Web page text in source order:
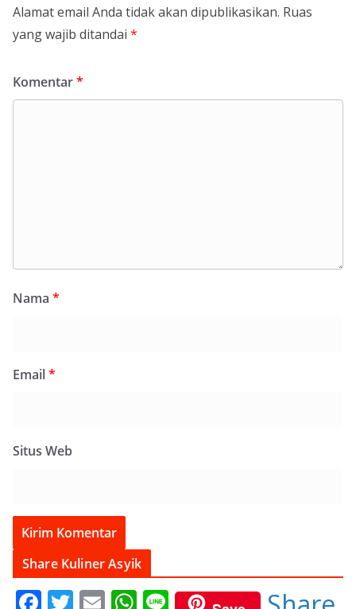
Alamat email Anda tidak akan dipublikasikan. Ruas
yang wajib ditandai *
Komentar*
Nama *
Email*
Situs Web
Share Kuliner Asyik